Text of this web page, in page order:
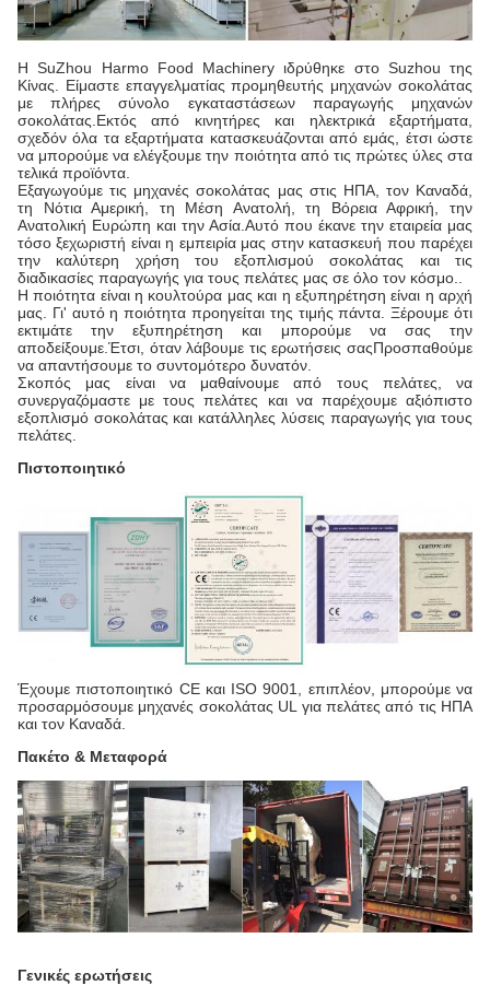
Η SuZhou Harmo Food Machinery ιδρύθηκε στο Suzhou της
Κίνας. Είμαστε επαγγελματίας προμηθευτής μηχανών σοκολάτας
με πλήρες σύνολο εγκαταστάσεων παραγωγής μηχανών
σοκολάτας.Εκτός από κινητήρες και ηλεκτρικά εξαρτήματα,
σχεδόν όλα τα εξαρτήματα κατασκευάζονται από εμάς, έτσι ώστε
να μπορούμε να ελέγξουμε την ποιότητα από τις πρώτες ύλες στα
τελικά προϊόντα.
Εξαγωγούμε τις μηχανές σοκολάτας μας στις ΗΠΑ, τον Καναδά,
τη Νότια Αμερική, τη Μέση Ανατολή, τη Βόρεια Αφρική, την
Ανατολική Ευρώπη και την Ασία.Αυτό που έκανε την εταιρεία μας
τόσο ξεχωριστή είναι η εμπειρία μας στην κατασκευή που παρέχει
την καλύτερη χρήση του εξοπλισμού σοκολάτας και τις
διαδικασίες παραγωγής για τους πελάτες μας σε όλο τον κόσμο..
Η ποιότητα είναι η κουλτούρα μας και η εξυπηρέτηση είναι η αρχή
μας. Γι' αυτό η ποιότητα προηγείται της τιμής πάντα. Ξέρουμε ότι
εκτιμάτε την εξυπηρέτηση και μπορούμε να σας την
αποδείξουμε.Έτσι, όταν λάβουμε τις ερωτήσεις σαςΠροσπαθούμε
να απαντήσουμε το συντομότερο δυνατόν.
Σκοπός μας είναι να μαθαίνουμε από τους πελάτες, να
συνεργαζόμαστε με τους πελάτες και να παρέχουμε αξιόπιστο
εξοπλισμό σοκολάτας και κατάλληλες λύσεις παραγωγής για τους
πελάτες.
Πιστοποιητικό
Έχουμε πιστοποιητικό CE και ISO 9001, επιπλέον, μπορούμε να
προσαρμόσουμε μηχανές σοκολάτας UL για πελάτες από τις ΗΠΑ
και τον Καναδά.
Πακέτο & Μεταφορά
Γενικές ερωτήσεις